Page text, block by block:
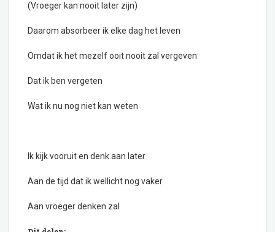
(Vroeger kan nooit later zijn)
Daarom absorbeer ik elke dag het leven
Omdat ik het mezelf ooit nooit zal vergeven
Dat ik ben vergeten
Wat ik nu nog niet kan weten
Ik kijk vooruit en denk aan later
Aan de tijd dat ik wellicht nog vaker
Aan vroeger denken zal